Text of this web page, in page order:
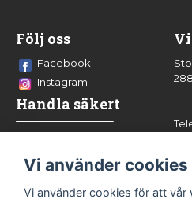
Följ oss
Facebook
Instagram
Handla säkert
Vi använder cookies
Vi använder cookies för att vår